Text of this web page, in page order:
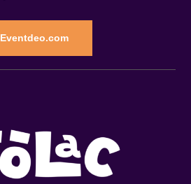
Eventdeo.com